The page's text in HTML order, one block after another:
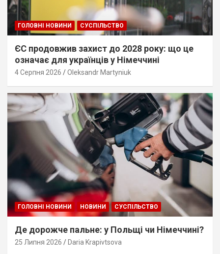
ГОЛОВНІ НОВИНИ СУСПІЛЬСТВО
ЄС продовжив захист до 2028 року: що це
означає для українців у Німеччині
4 Серпня 2026 Oleksandr Martyniuk
ГОЛОВНІ НОВИНИ НОВИНИ СУСПІЛЬСТВО
Де дорожче пальне: у Польщі чи Німеччині?
25 Липня 2026 Daria Krapivtsova